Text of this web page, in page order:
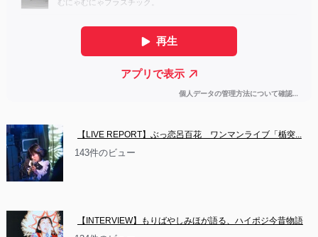
【LIVE REPORT】ぶっ恋呂百花　ワンマンライブ「楯突...
143件のビュー
【INTERVIEW】もりばやしみほが語る、ハイポジ今昔物語